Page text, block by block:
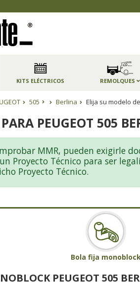
KITS ELÉCTRICOS REMOLQUES
505 Berlina Elija su modelo
PEUGEOT 505
MMR, pueden exigirle
Proyecto Técnico para ser
Proyecto Técnico.
Bola fija
PEUGEOT 505